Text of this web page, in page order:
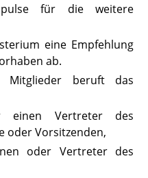
für die weitere
eine Empfehlung
ab.
Mitglieder beruft das
Vertreter des
oder Vorsitzenden,
oder Vertreter des